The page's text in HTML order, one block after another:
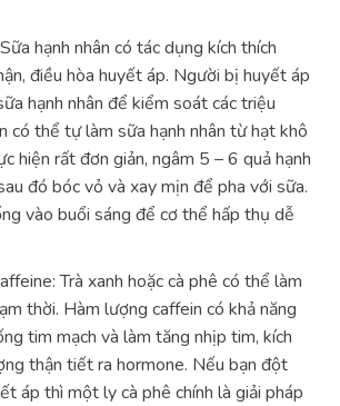
hạnh nhân có tác dụng kích thích
điều hòa huyết áp. Người bị huyết áp
hạnh nhân để kiểm soát các triệu
có thể tự làm sữa hạnh nhân từ hạt khô
hiện rất đơn giản, ngâm 5 – 6 quả hạnh
đó bóc vỏ và xay mịn để pha với sữa.
vào buổi sáng để cơ thể hấp thụ dễ
Trà xanh hoặc cà phê có thể làm
thời. Hàm lượng caffein có khả năng
tim mạch và làm tăng nhịp tim, kích
thận tiết ra hormone. Nếu bạn đột
áp thì một ly cà phê chính là giải pháp